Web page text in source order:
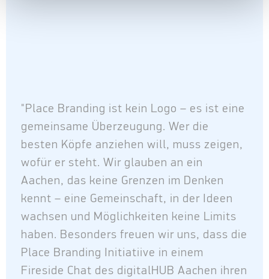
"Place Branding ist kein Logo – es ist eine
gemeinsame Überzeugung. Wer die
besten Köpfe anziehen will, muss zeigen,
wofür er steht. Wir glauben an ein
Aachen, das keine Grenzen im Denken
kennt – eine Gemeinschaft, in der Ideen
wachsen und Möglichkeiten keine Limits
haben. Besonders freuen wir uns, dass die
Place Branding Initiatiive in einem
Fireside Chat des digitalHUB Aachen ihren